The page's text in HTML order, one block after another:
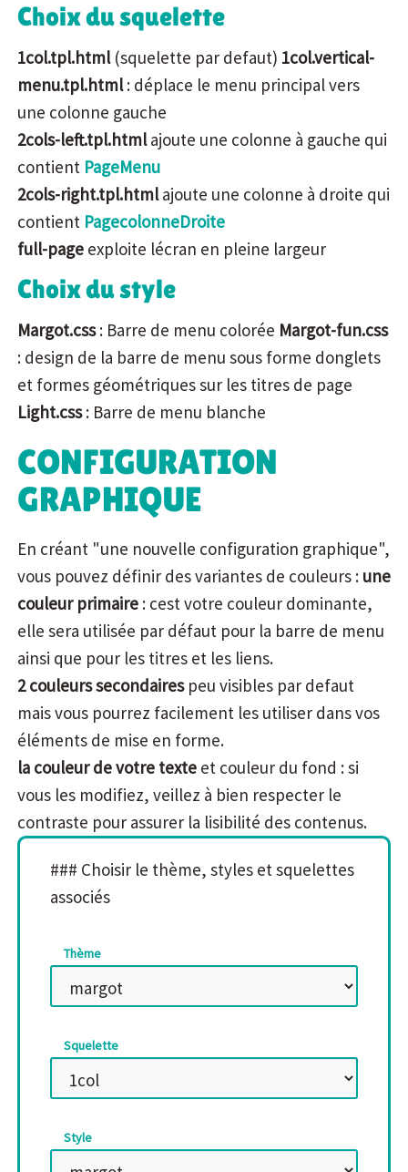
Choix du squelette
1col.tpl.html(squelette par defaut) 1col.vertical-
menu.tpl.html: déplace le menu principal vers
une colonne gauche
2cols-left.tpl.htmlajoute une colonne à gauche qui
contient PageMenu
2cols-right.tpl.htmlajoute une colonne à droite qui
contient PagecolonneDroite
full-page exploite lécran en pleine largeur
Choix du style
Margot.css: Barre de menu colorée Margot-fun.css
: design de la barre de menu sous forme donglets
et formes géométriques sur les titres de page
Light.css: Barre de menu blanche
CONFIGURATION
GRAPHIQUE
En créant "une nouvelle configuration graphique",
vous pouvez définir des variantes de couleurs : une
couleur primaire : cest votre couleur dominante,
elle sera utilisée par défaut pour la barre de menu
ainsi que pour les titres et les liens.
2 couleurs secondairespeu visibles par defaut
mais vous pourrez facilement les utiliser dans vos
éléments de mise en forme.
la couleur de votre texte et couleur du fond : si
vous les modifiez, veillez à bien respecter le
contraste pour assurer la lisibilité des contenus.
### Choisir le thème, styles et squelettes
associés
Thème
Squelette
Style